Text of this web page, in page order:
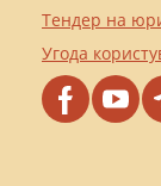
Тендер на
Угода